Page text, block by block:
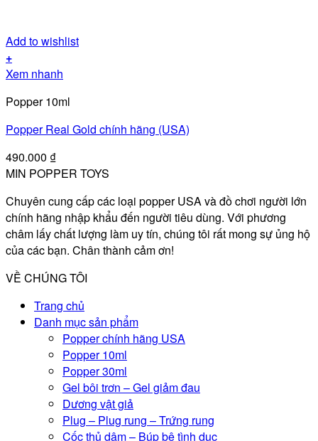
Add to wishlist
+
Xem nhanh
Popper 10ml
Popper Real Gold chính hãng (USA)
490.000 ₫
MIN POPPER TOYS
Chuyên cung cấp các loại popper USA và đồ chơi người lớn
chính hãng nhập khẩu đến người tiêu dùng. Với phương
châm lấy chất lượng làm uy tín, chúng tôi rất mong sự ủng hộ
của các bạn. Chân thành cảm ơn!
VỀ CHÚNG TÔI
Trang chủ
Danh mục sản phẩm
Popper chính hãng USA
Popper 10ml
Popper 30ml
Gel bôi trơn – Gel giảm đau
Dương vật giả
Plug – Plug rung – Trứng rung
Cốc thủ dâm – Búp bê tình dục